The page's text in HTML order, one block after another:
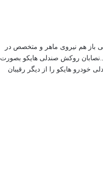
باز هم نیروی ماهر و متخصص در
روکش صندلی هایکو بصورت
هایکو را از دیگر رقیبان